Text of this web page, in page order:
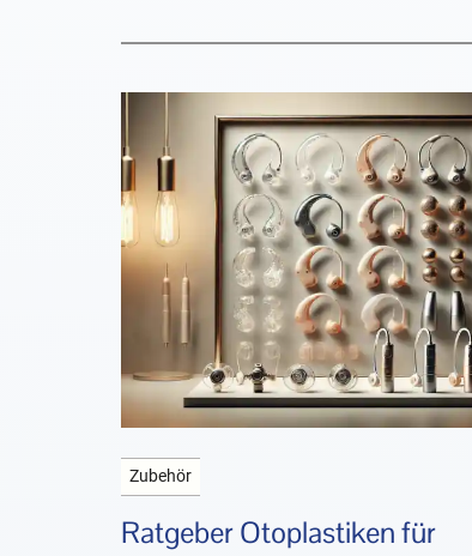
Zubehör
Ratgeber Otoplastiken für